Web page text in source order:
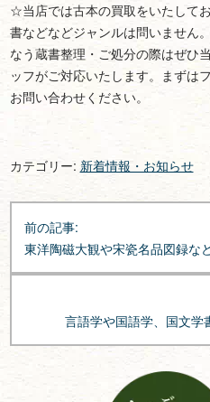
☆当店では古本の買取をいたして
書などなどジャンルは問いません
なう蔵書整理・ご処分の際はぜひ
ッフがご対応いたします。まずは
お問い合わせください。
カテゴリー: 新着情報・お知らせ
投
稿
ナ
ビ
前の記事:
東洋陶磁大観や宋瓷名品図録な
言語学や国語学、国文学